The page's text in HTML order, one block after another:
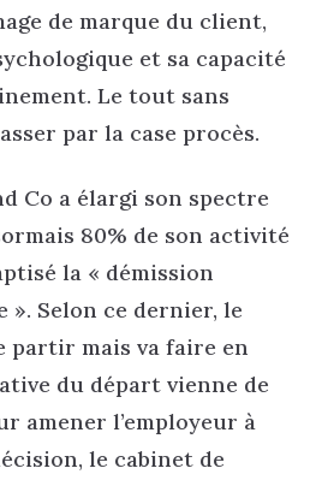
de marque du client,
et sa capacité
Le tout sans
par la case procès.
Co a élargi son spectre
80% de son activité
la « démission
Selon ce dernier, le
partir mais va faire en
du départ vienne de
amener l’employeur à
le cabinet de